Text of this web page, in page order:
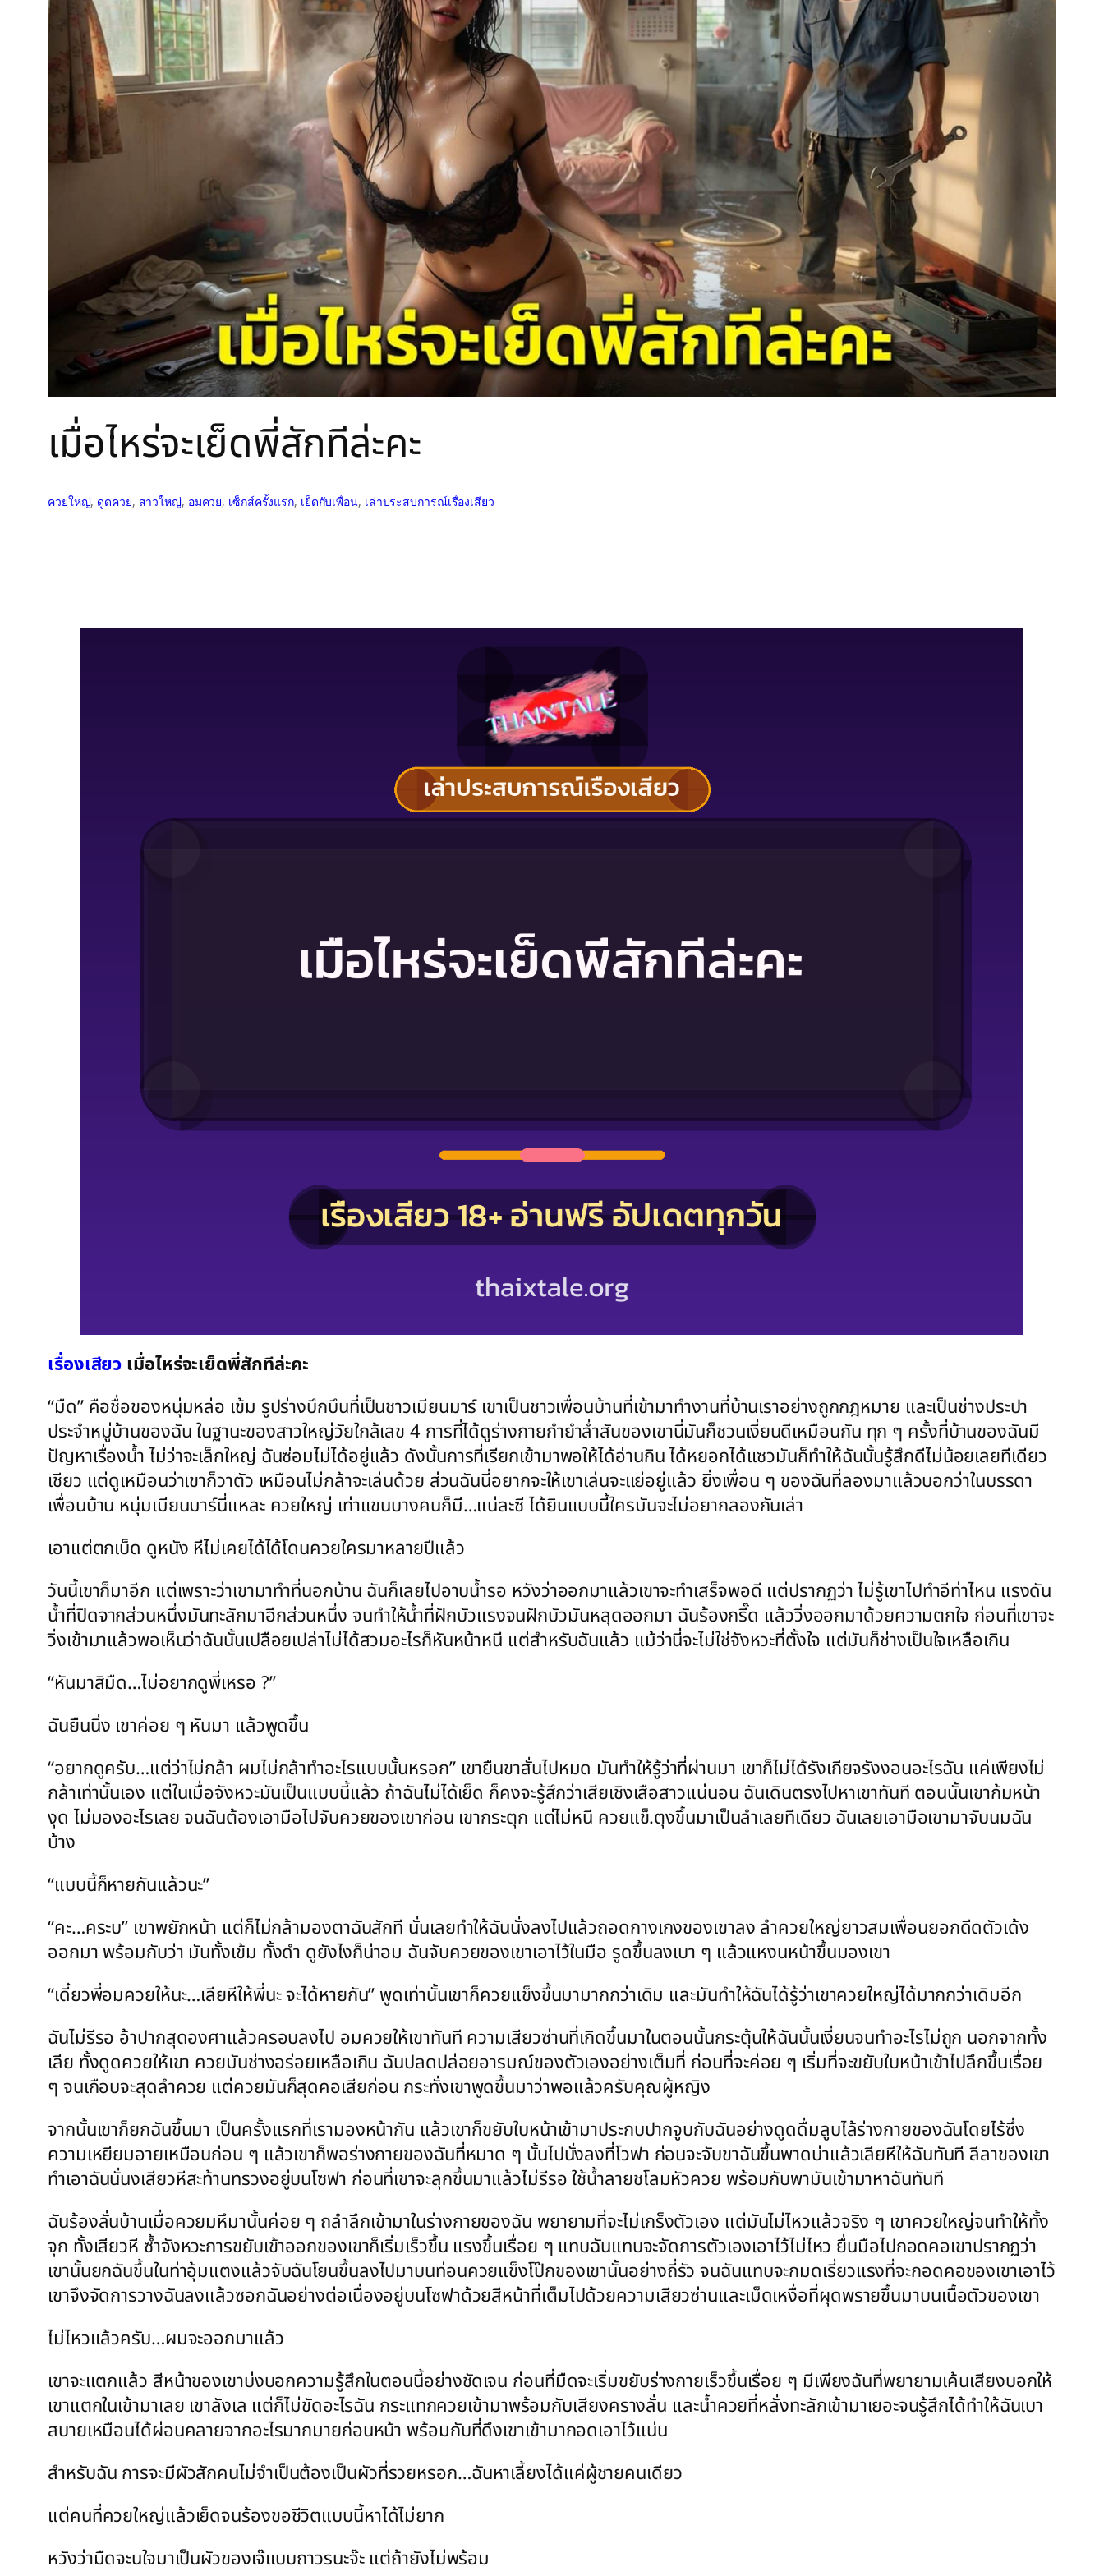
เมื่อไหร่จะเย็ดพี่สักทีล่ะคะ
ควยใหญ่, ดูดควย, สาวใหญ่, อมควย, เซ็กส์ครั้งแรก, เย็ดกับเพื่อน, เล่าประสบการณ์เรื่องเสียว
เรื่องเสียว เมื่อไหร่จะเย็ดพี่สักทีล่ะคะ
“มืด” คือชื่อของหนุ่มหล่อ เข้ม รูปร่างบึกบึนที่เป็นชาวเมียนมาร์ เขาเป็นชาวเพื่อนบ้านที่เข้ามาทำงานที่บ้านเราอย่างถูกกฎหมาย และเป็นช่างประปา
ประจำหมู่บ้านของฉัน ในฐานะของสาวใหญ่วัยใกล้เลข 4 การที่ได้ดูร่างกายกำยำล่ำสันของเขานี่มันก็ชวนเงี่ยนดีเหมือนกัน ทุก ๆ ครั้งที่บ้านของฉันมี
ปัญหาเรื่องน้ำ ไม่ว่าจะเล็กใหญ่ ฉันซ่อมไม่ได้อยู่แล้ว ดังนั้นการที่เรียกเข้ามาพอให้ได้อ่านกิน ได้หยอกได้แซวมันก็ทำให้ฉันนั้นรู้สึกดีไม่น้อยเลยทีเดียว
เชียว แต่ดูเหมือนว่าเขาก็วาตัว เหมือนไม่กล้าจะเล่นด้วย ส่วนฉันนี่อยากจะให้เขาเล่นจะแย่อยู่แล้ว ยิ่งเพื่อน ๆ ของฉันที่ลองมาแล้วบอกว่าในบรรดา
เพื่อนบ้าน หนุ่มเมียนมาร์นี่แหละ ควยใหญ่ เท่าแขนบางคนก็มี…แน่ละซี ได้ยินแบบนี้ใครมันจะไม่อยากลองกันเล่า
เอาแต่ตกเบ็ด ดูหนัง หีไม่เคยได้ได้โดนควยใครมาหลายปีแล้ว
วันนี้เขาก็มาอีก แต่เพราะว่าเขามาทำที่นอกบ้าน ฉันก็เลยไปอาบน้ำรอ หวังว่าออกมาแล้วเขาจะทำเสร็จพอดี แต่ปรากฏว่า ไม่รู้เขาไปทำอีท่าไหน แรงดัน
น้ำที่ปิดจากส่วนหนึ่งมันทะลักมาอีกส่วนหนึ่ง จนทำให้น้ำที่ฝักบัวแรงจนฝักบัวมันหลุดออกมา ฉันร้องกรี๊ด แล้ววิ่งออกมาด้วยความตกใจ ก่อนที่เขาจะ
วิ่งเข้ามาแล้วพอเห็นว่าฉันนั้นเปลือยเปล่าไม่ได้สวมอะไรก็หันหน้าหนี แต่สำหรับฉันแล้ว แม้ว่านี่จะไม่ใช่จังหวะที่ตั้งใจ แต่มันก็ช่างเป็นใจเหลือเกิน
“หันมาสิมืด…ไม่อยากดูพี่เหรอ ?”
ฉันยืนนิ่ง เขาค่อย ๆ หันมา แล้วพูดขึ้น
“อยากดูครับ…แต่ว่าไม่กล้า ผมไม่กล้าทำอะไรแบบนั้นหรอก” เขายืนขาสั่นไปหมด มันทำให้รู้ว่าที่ผ่านมา เขาก็ไม่ได้รังเกียจรังงอนอะไรฉัน แค่เพียงไม่
กล้าเท่านั้นเอง แต่ในเมื่อจังหวะมันเป็นแบบนี้แล้ว ถ้าฉันไม่ได้เย็ด ก็คงจะรู้สึกว่าเสียเชิงเสือสาวแน่นอน ฉันเดินตรงไปหาเขาทันที ตอนนั้นเขาก้มหน้า
งุด ไม่มองอะไรเลย จนฉันต้องเอามือไปจับควยของเขาก่อน เขากระตุก แต่ไม่หนี ควยแข็.ตุงขึ้นมาเป็นลำเลยทีเดียว ฉันเลยเอามือเขามาจับนมฉัน
บ้าง
“แบบนี้ก็หายกันแล้วนะ”
“คะ…คระบ” เขาพยักหน้า แต่ก็ไม่กล้ามองตาฉันสักที นั่นเลยทำให้ฉันนั่งลงไปแล้วถอดกางเกงของเขาลง ลำควยใหญ่ยาวสมเพื่อนยอกดีดตัวเด้ง
ออกมา พร้อมกับว่า มันทั้งเข้ม ทั้งดำ ดูยังไงก็น่าอม ฉันจับควยของเขาเอาไว้ในมือ รูดขึ้นลงเบา ๆ แล้วแหงนหน้าขึ้นมองเขา
“เดี๋ยวพี่อมควยให้นะ…เลียหีให้พี่นะ จะได้หายกัน” พูดเท่านั้นเขาก็ควยแข็งขึ้นมามากกว่าเดิม และมันทำให้ฉันได้รู้ว่าเขาควยใหญ่ได้มากกว่าเดิมอีก
ฉันไม่รีรอ อ้าปากสุดองศาแล้วครอบลงไป อมควยให้เขาทันที ความเสียวซ่านที่เกิดขึ้นมาในตอนนั้นกระตุ้นให้ฉันนั้นเงี่ยนจนทำอะไรไม่ถูก นอกจากทั้ง
เลีย ทั้งดูดควยให้เขา ควยมันช่างอร่อยเหลือเกิน ฉันปลดปล่อยอารมณ์ของตัวเองอย่างเต็มที่ ก่อนที่จะค่อย ๆ เริ่มที่จะขยับใบหน้าเข้าไปลึกขึ้นเรื่อย
ๆ จนเกือบจะสุดลำควย แต่ควยมันก็สุดคอเสียก่อน กระทั่งเขาพูดขึ้นมาว่าพอแล้วครับคุณผู้หญิง
จากนั้นเขาก็ยกฉันขึ้นมา เป็นครั้งแรกที่เรามองหน้ากัน แล้วเขาก็ขยับใบหน้าเข้ามาประกบปากจูบกับฉันอย่างดูดดื่มลูบไล้ร่างกายของฉันโดยไร้ซึ่ง
ความเหยียมอายเหมือนก่อน ๆ แล้วเขาก็พอร่างกายของฉันที่หมาด ๆ นั้นไปนั่งลงที่โวฟา ก่อนจะจับขาฉันขึ้นพาดบ่าแล้วเลียหีให้ฉันทันที ลีลาของเขา
ทำเอาฉันนั่นงเสียวหีสะท้านทรวงอยู่บนโซฟา ก่อนที่เขาจะลุกขึ้นมาแล้วไม่รีรอ ใช้น้ำลายชโลมหัวควย พร้อมกับพามันเข้ามาหาฉันทันที
ฉันร้องลั่นบ้านเมื่อควยมหึมานั้นค่อย ๆ ถลำลึกเข้ามาในร่างกายของฉัน พยายามที่จะไม่เกร็งตัวเอง แต่มันไม่ไหวแล้วจริง ๆ เขาควยใหญ่จนทำให้ทั้ง
จุก ทั้งเสียวหี ซ้ำจังหวะการขยับเข้าออกของเขาก็เริ่มเร็วขึ้น แรงขึ้นเรื่อย ๆ แทบฉันแทบจะจัดการตัวเองเอาไว้ไม่ไหว ยื่นมือไปกอดคอเขาปรากฏว่า
เขานั้นยกฉันขึ้นในท่าอุ้มแตงแล้วจับฉันโยนขึ้นลงไปมาบนท่อนควยแข็งโป๊กของเขานั้นอย่างถี่รัว จนฉันแทบจะกมดเรี่ยวแรงที่จะกอดคอของเขาเอาไว้
เขาจึงจัดการวางฉันลงแล้วซอกฉันอย่างต่อเนื่องอยู่บนโซฟาด้วยสีหน้าที่เต็มไปด้วยความเสียวซ่านและเม็ดเหงื่อที่ผุดพรายขึ้นมาบนเนื้อตัวของเขา
ไม่ไหวแล้วครับ…ผมจะออกมาแล้ว
เขาจะแตกแล้ว สีหน้าของเขาบ่งบอกความรู้สึกในตอนนี้อย่างชัดเจน ก่อนที่มืดจะเริ่มขยับร่างกายเร็วขึ้นเรื่อย ๆ มีเพียงฉันที่พยายามเค้นเสียงบอกให้
เขาแตกในเข้ามาเลย เขาลังเล แต่ก็ไม่ขัดอะไรฉัน กระแทกควยเข้ามาพร้อมกับเสียงครางลั่น และน้ำควยที่หลั่งทะลักเข้ามาเยอะจนรู้สึกได้ทำให้ฉันเบา
สบายเหมือนได้ผ่อนคลายจากอะไรมากมายก่อนหน้า พร้อมกับที่ดึงเขาเข้ามากอดเอาไว้แน่น
สำหรับฉัน การจะมีผัวสักคนไม่จำเป็นต้องเป็นผัวที่รวยหรอก…ฉันหาเลี้ยงได้แค่ผู้ชายคนเดียว
แต่คนที่ควยใหญ่แล้วเย็ดจนร้องขอชีวิตแบบนี้หาได้ไม่ยาก
หวังว่ามืดจะนใจมาเป็นผัวของเจ๊แบบถาวรนะจ๊ะ แต่ถ้ายังไม่พร้อม